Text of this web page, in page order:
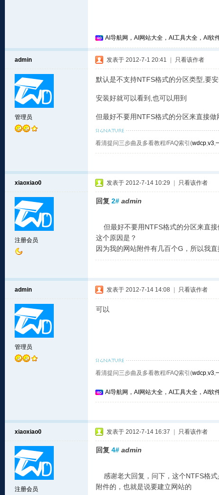
AI导航网，AI网站大全，AI工具大全，AI软
admin
管理员
发表于 2012-7-1 20:41 只看该作者
默认是不支持NTFS格式的分区类型,要
安装好就可以看到,也可以用到
但最好不要用NTFS格式的分区来直接做
看清提问三步曲及多看教程/FAQ索引(wdcp,v3,
xiaoxiao0
注册会员
发表于 2012-7-14 10:29 只看该作者
回复 2# admin
但最好不要用NTFS格式的分区来直接
这个原因是？
因为我的网站附件有几百个G，所以我
admin
管理员
发表于 2012-7-14 14:08 只看该作者
可以
看清提问三步曲及多看教程/FAQ索引(wdcp,v3,
AI导航网，AI网站大全，AI工具大全，AI软
xiaoxiao0
注册会员
发表于 2012-7-14 16:37 只看该作者
回复 4# admin
感谢老大回复，问下，这个NTFS格式
附件的，也就是说要建立网站的